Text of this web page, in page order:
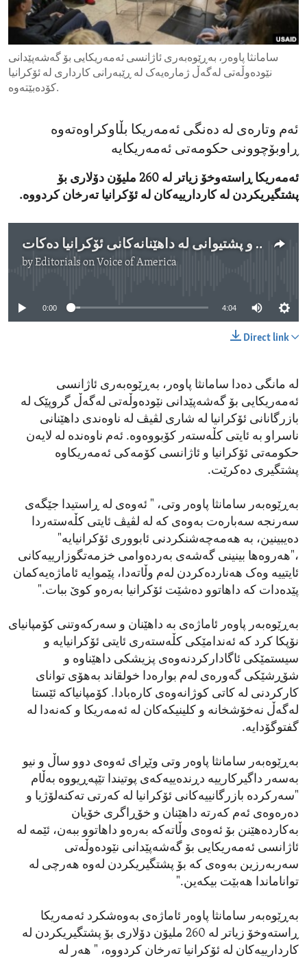
ENVIRONMENT AND HEALTH
IDEALS AND INSTITUTIONS
سامانثا پاوەر، بەڕێوەبەری ئاژانسی ئەمەریکایی بۆ گەشەپێدانی
نێودەوڵەتی لەگەڵ ژمارەیەک لە ڕێبەرانی کارداری لە ئۆکرانیا
کۆدەبێتەوە.
ئەم وتارەی لە دەنگی ئەمەریکا بڵاوکراوەتەوە
ڕاوبۆچوونی حکومەتی ئەمەریکایە
ئەمەریکا ڕاستەوخۆ زیاتر لە 260 ملیۆن دۆلاری بۆ
پشتگیریکردن لە کاردارییەکان لە ئۆکرانیا تەرخان کردووە.
ئەمەریکا دەستخۆشی و پشتیوانی لە داهێنانەکانی ئۆکرانیا دەکات
byEditorials on Voice of America
No media source currently available
0:00 4:04
Direct link
لە مانگی دەدا سامانثا پاوەر، بەڕێوەبەری ئاژانسی
ئەمەریکایی بۆ گەشەپێدانی نێودەوڵەتی لەگەڵ گروپێک لە
بازرگانانی ئۆکرانیا لە شاری لڤیڤ لە ناوەندی داهێنانی
ناسراو بە ئایتی کڵەستەر کۆبووەوە. ئەم ناوەندە لە لایەن
حکومەتی ئۆکرانیا و ئاژانسی کۆمەکی ئەمەریکاوە
پشتگیری دەکرێت.
بەڕێوەبەر سامانثا پاوەر وتی، " ئەوەی لە ڕاستیدا جێگەی
سەرنجە سەبارەت بەوەی کە لە لڤیڤ ئایتی کڵەستەردا
دەیبینین، بە هەمەچەشنکردنی ئابووری ئۆکرانیایە"
،"هەروەها بینینی گەشەی بەردەوامی خزمەتگوزارییەکانی
ئایتییە وەک هەناردەکردن لەم وڵاتەدا، پێموایە ئاماژەیەکمان
پێدەدات کە داهاتوو دەشێت ئۆکرانیا بەرەو کوێ ببات."
بەڕێوەبەر پاوەر ئاماژەی بە داهێنان و سەرکەوتنی کۆمپانیای
نۆپکا کرد کە ئەندامێکی کڵەستەری ئایتی ئۆکرانیایە و
سیستمێکی ئاگادارکردنەوەی پزیشکی داهێناوە و
شۆڕشێکی گەورەی لەم بوارەدا خولقاند بەهۆی توانای
کارکردنی لە کاتی کوژانەوەی کارەبادا. کۆمپانیاکە ئێستا
لەگەڵ نەخۆشخانە و کلینیکەکان لە ئەمەریکا و کەنەدا لە
گفتوگۆدایە.
بەڕێوەبەر سامانثا پاوەر وتی وێڕای ئەوەی دوو ساڵ و نیو
بەسەر داگیرکارییە دڕندەییەکەی پوتیندا تێپەڕیووە بەڵام
"سەرکردە بازرگانییەکانی ئۆکرانیا لە کەرتی تەکنەلۆژیا و
دەرەوەی ئەم کەرتە داهێنان و خۆڕاگری خۆیان
بەکاردەهێنن بۆ ئەوەی وڵاتەکە بەرەو داهاتوو ببەن، ئێمە لە
ئاژانسی ئەمەریکایی بۆ گەشەپێدانی نێودەوڵەتی
سەربەرزین بەوەی کە بۆ پشتگیریکردن لەوە هەرچی لە
تواناماندا هەبێت بیکەین."
بەڕێوەبەر سامانثا پاوەر ئاماژەی بەوەشکرد ئەمەریکا
ڕاستەوخۆ زیاتر لە 260 ملیۆن دۆلاری بۆ پشتگیریکردن لە
کاردارییەکان لە ئۆکرانیا تەرخان کردووە، " هەر لە